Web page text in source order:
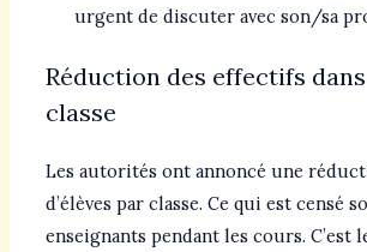
urgent de discuter avec son/sa
Réduction des effectifs
classe
Les autorités ont annoncé une
d’élèves par classe. Ce qui est censé
enseignants pendant les cours. C’est